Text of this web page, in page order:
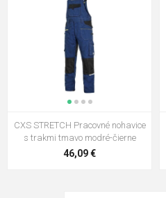
CXS STRETCH Pracovné nohavice
s trakmi tmavo modré-čierne
46,09 €